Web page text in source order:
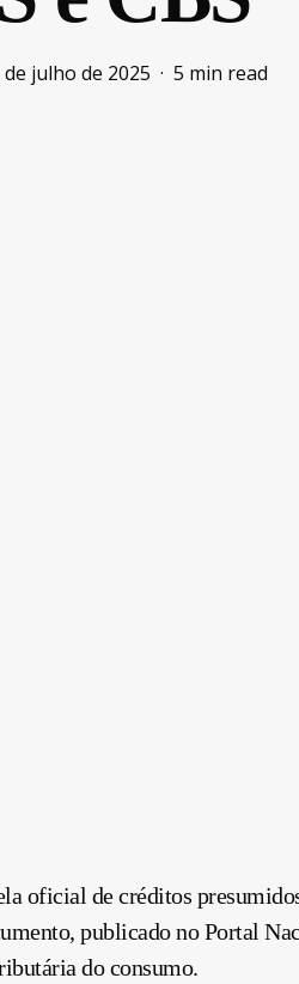
de julho de 2025 5 min read
oficial de créditos
publicado no Portal
do consumo.